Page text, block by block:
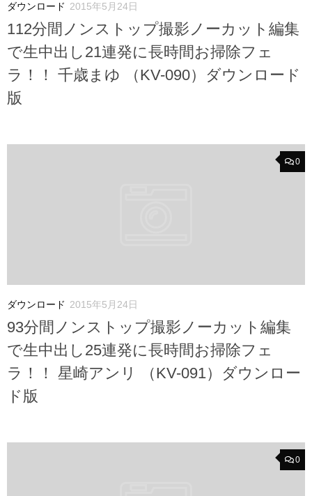
ダウンロード 2015年5月24日
112分間ノンストップ撮影ノーカット編集
で生中出し21連発に長時間お掃除フェ
ラ！！ 千歳まゆ （KV-090）ダウンロード
版
0
ダウンロード 2015年5月24日
93分間ノンストップ撮影ノーカット編集
で生中出し25連発に長時間お掃除フェ
ラ！！ 星崎アンリ （KV-091）ダウンロー
ド版
0